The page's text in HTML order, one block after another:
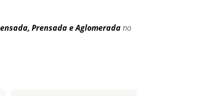
Prensada e Aglomeradano